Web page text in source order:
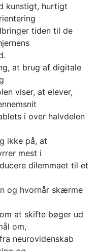
kunstigt, hurtigt
tiden til de
at brug af digitale
viser, at elever,
i over halvdelen
ikke på, at
mest i
dilemmaet til et
og hvornår skærme
at skifte bøger ud
om,
neurovidenskab